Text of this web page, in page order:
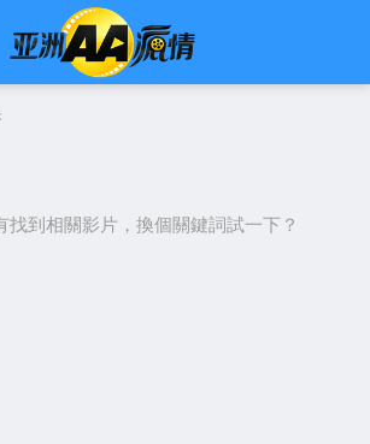
简中 🇺🇸EN 🇯🇵日本語
找到相關影片，換個關鍵詞試一下？